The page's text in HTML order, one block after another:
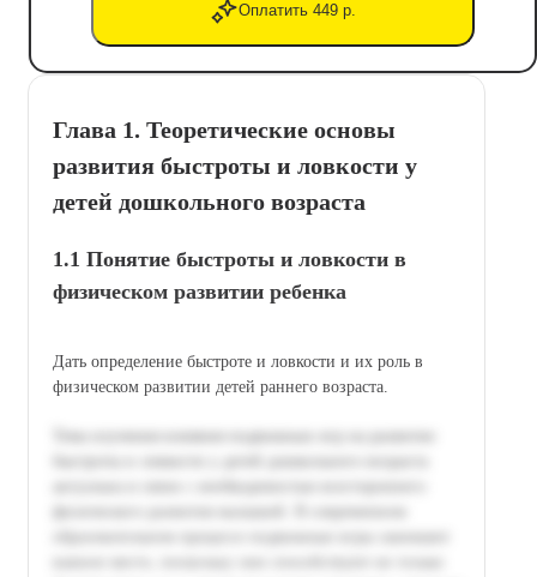
Оплатить 449 р.
Глава 1. Теоретические основы
развития быстроты и ловкости у
детей дошкольного возраста
1.1 Понятие быстроты и ловкости в
физическом развитии ребенка
Дать определение быстроте и ловкости и их роль в
физическом развитии детей раннего возраста.